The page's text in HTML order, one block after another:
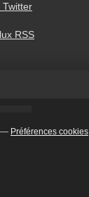
Twitter
RSS
Préférences cookies